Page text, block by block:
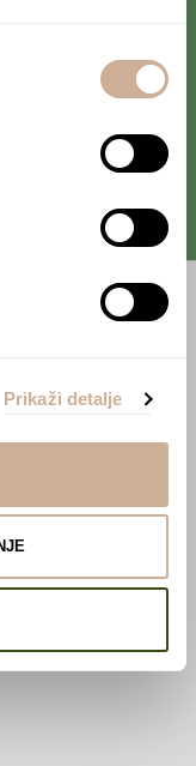
Prikaži detalje
i